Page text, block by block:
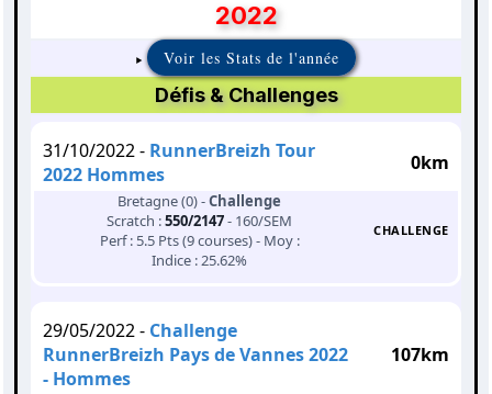
2022
Voir les Stats de l'année
Défis & Challenges
31/10/2022 - RunnerBreizh Tour
2022 Hommes
0km
Bretagne (0) -Challenge
Scratch :550/2147- 160/SEM
Perf : 5.5 Pts (9 courses) - Moy :
Indice : 25.62%
CHALLENGE
29/05/2022 - Challenge
RunnerBreizh Pays de Vannes 2022
- Hommes
107km